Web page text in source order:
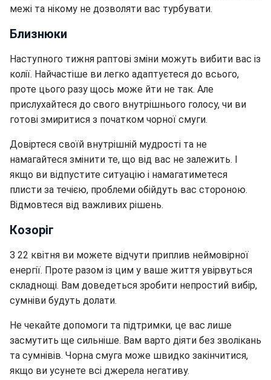
межі та нікому не дозволяти вас турбувати.
Близнюки
Наступного тижня раптові зміни можуть вибити вас із
колії. Найчастіше ви легко адаптуєтеся до всього,
проте цього разу щось може йти не так. Але
прислухайтеся до свого внутрішнього голосу, чи ви
готові змиритися з початком чорної смуги.
Довіртеся своїй внутрішній мудрості та не
намагайтеся змінити те, що від вас не залежить. І
якщо ви відпустите ситуацію і намагатиметеся
плисти за течією, проблеми обійдуть вас стороною.
Відмовтеся від важливих рішень.
Козоріг
З 22 квітня ви можете відчути приплив неймовірної
енергії. Проте разом із цим у ваше життя увірвуться
складнощі. Вам доведеться зробити непростий вибір,
сумніви будуть долати.
Не чекайте допомоги та підтримки, це вас лише
засмутить ще сильніше. Вам варто діяти без зволікань
та сумнівів. Чорна смуга може швидко закінчитися,
якщо ви усунете всі джерела негативу.